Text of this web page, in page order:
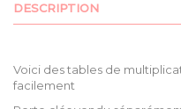
DESCRIPTION
Voici des tables de
facilement